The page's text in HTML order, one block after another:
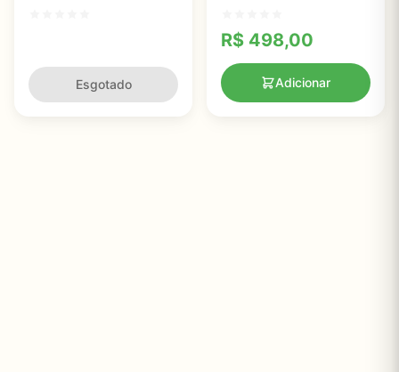
Esgotado
R$ 498,00
Adicionar